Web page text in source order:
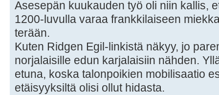
Asesepän kuukauden työ oli niin kallis,
1200-luvulla varaa frankkilaiseen
terään.
Kuten Ridgen Egil-linkistä näkyy, jo
norjalaisille edun karjalaisiin nähden.
etuna, koska talonpoikien mobilisaatio
etäisyyksiltä olisi ollut hidasta.